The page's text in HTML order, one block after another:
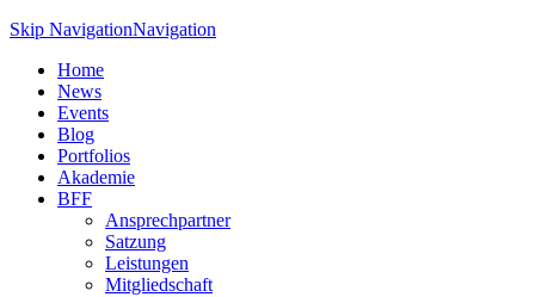
Skip NavigationNavigation
Home
News
Events
Blog
Portfolios
Akademie
BFF
Ansprechpartner
Satzung
Leistungen
Mitgliedschaft